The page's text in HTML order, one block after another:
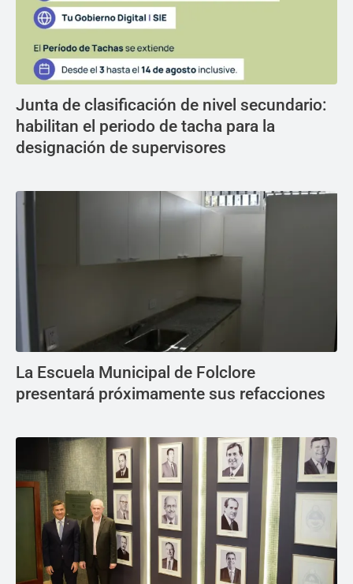
Junta de clasificación de nivel secundario:
habilitan el periodo de tacha para la
designación de supervisores
La Escuela Municipal de Folclore
presentará próximamente sus refacciones